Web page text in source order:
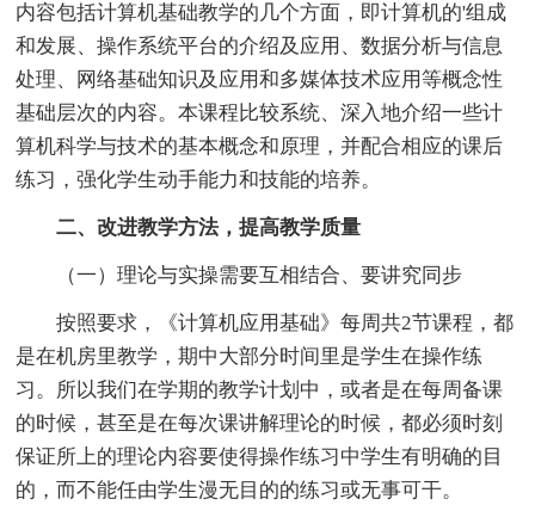
内容包括计算机基础教学的几个方面，即计算机的'组成
和发展、操作系统平台的介绍及应用、数据分析与信息
处理、网络基础知识及应用和多媒体技术应用等概念性
基础层次的内容。本课程比较系统、深入地介绍一些计
算机科学与技术的基本概念和原理，并配合相应的课后
练习，强化学生动手能力和技能的培养。
二、改进教学方法，提高教学质量
（一）理论与实操需要互相结合、要讲究同步
按照要求，《计算机应用基础》每周共2节课程，都
是在机房里教学，期中大部分时间里是学生在操作练
习。所以我们在学期的教学计划中，或者是在每周备课
的时候，甚至是在每次课讲解理论的时候，都必须时刻
保证所上的理论内容要使得操作练习中学生有明确的目
的，而不能任由学生漫无目的的练习或无事可干。